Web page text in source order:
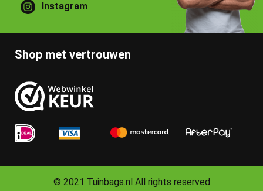
Instagram
Shop met vertrouwen
© 2021 Tuinbags.nl All rights reserved